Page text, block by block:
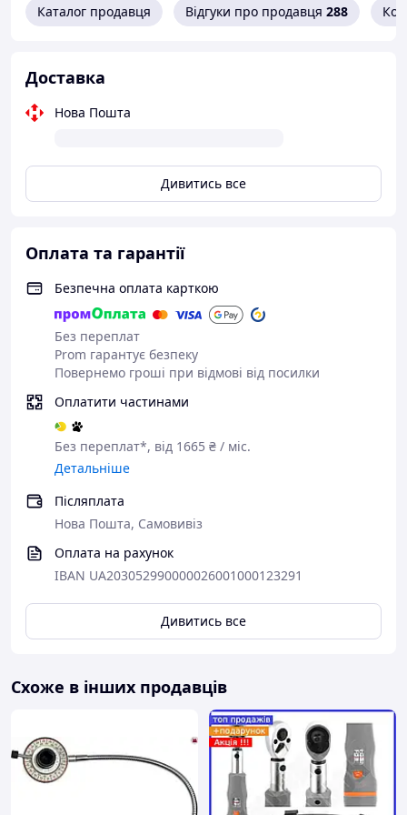
Каталог продавця Відгуки про продавця 288
Доставка
Нова Пошта
Дивитись все
Оплата та гарантії
Безпечна оплата карткою
Без переплат
Prom гарантує безпеку
Повернемо гроші при відмові від посилки
Оплатити частинами
Без переплат*, від 1665 ₴ / міс.
Детальніше
Післяплата
Нова Пошта, Самовивіз
Оплата на рахунок
IBAN UA203052990000026001000123291
Дивитись все
Схоже в інших продавців